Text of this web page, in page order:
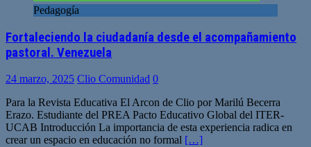
Pedagogía
Fortaleciendo la ciudadanía desde el acompañamiento
pastoral. Venezuela
24 marzo, 2025 Clio Comunidad 0
Para la Revista Educativa El Arcon de Clio por Marilú Becerra
Erazo. Estudiante del PREA Pacto Educativo Global del ITER-
UCAB Introducción La importancia de esta experiencia radica en
crear un espacio en educación no formal […]